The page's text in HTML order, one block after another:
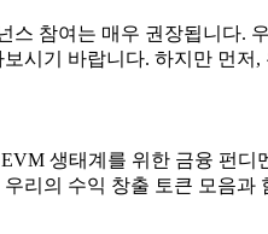
스 참여는 매우 권장됩니다.
시기 바랍니다. 하지만 먼
생태계를 위한 금융 펀
리의 수익 창출 토큰 모음